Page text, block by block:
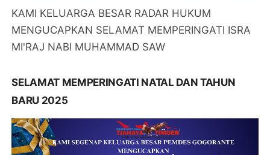
KAMI KELUARGA BESAR RADAR HUKUM
MENGUCAPKAN SELAMAT MEMPERINGATI ISRA
MI'RAJ NABI MUHAMMAD SAW
SELAMAT MEMPERINGATI NATAL DAN TAHUN
BARU 2025